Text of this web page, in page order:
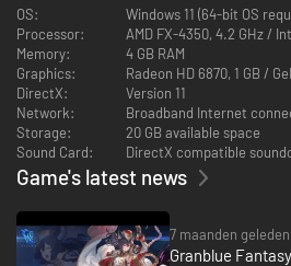
geïnspireerde ervaring, wordt je steeds
Personaliseer de ervaring op elk niveau
Druk jezelf uit en toon je liefde voor je
met verschillende personagekleuren,
een selecteerbaar partnerpersonage om je
geven!
Wees creatief met de Digital Figure Studio
De enige beperking is je verbeelding. Bouw
enorme verzameling 3D-modellen van hoge
Fantasy Versus-serie!
OS:
Windows 11 (64-bit OS
Processor:
AMD FX-4350, 4.2 GHz /
Memory:
4 GB RAM
Graphics:
Radeon HD 6870, 1 GB /
DirectX:
Version 11
Network:
Broadband Internet
Storage:
20 GB available space
Sound Card:
DirectX compatible
Game's latest news
7 maanden geleden
Granblue